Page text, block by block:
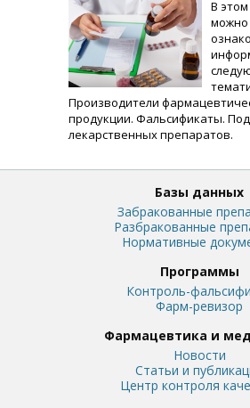
В
можно
Производители
продукции. Фальсификаты.
лекарственных препаратов.
Базы данных
Забракованные
Разбракованные
Нормативные
Программы
Контроль-
Фарм-ревизор
Фармацевтика и
Новости
Статьи и
Центр контроля